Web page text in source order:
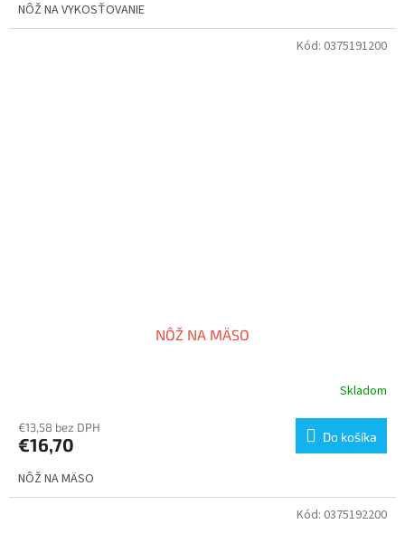
NÔŽ NA VYKOSŤOVANIE
NÔŽ NA MÄSO
Skladom
€13,58 bez DPH
€16,70 Do košíka
NÔŽ NA MÄSO
Kód: 0375191200
Kód: 0375192200